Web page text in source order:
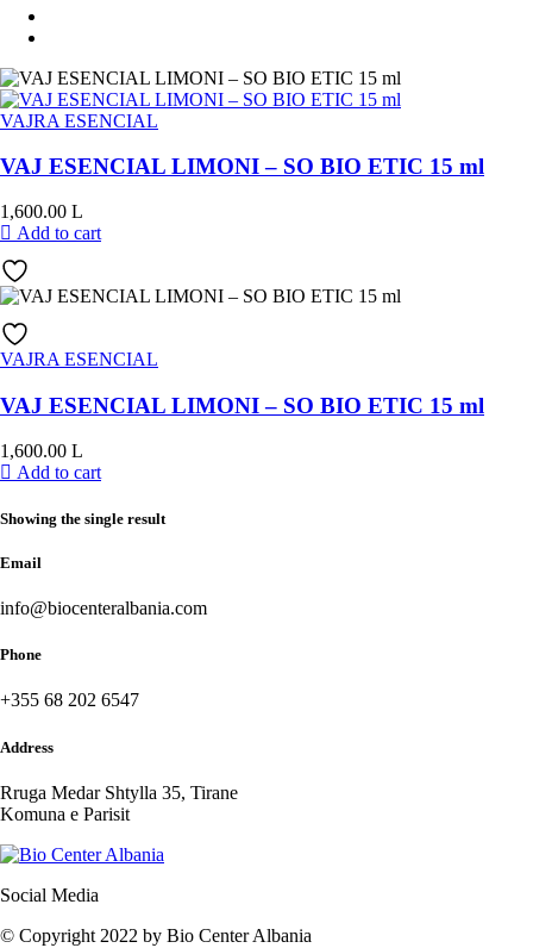
VAJRA ESENCIAL
VAJ ESENCIAL LIMONI – SO BIO ETIC 15 ml
1,600.00 L
Add to cart
VAJRA ESENCIAL
VAJ ESENCIAL LIMONI – SO BIO ETIC 15 ml
1,600.00 L
Add to cart
Showing the single result
Email
info@biocenteralbania.com
Phone
+355 68 202 6547
Address
Rruga Medar Shtylla 35, Tirane
Komuna e Parisit
Social Media
© Copyright 2022 by Bio Center Albania